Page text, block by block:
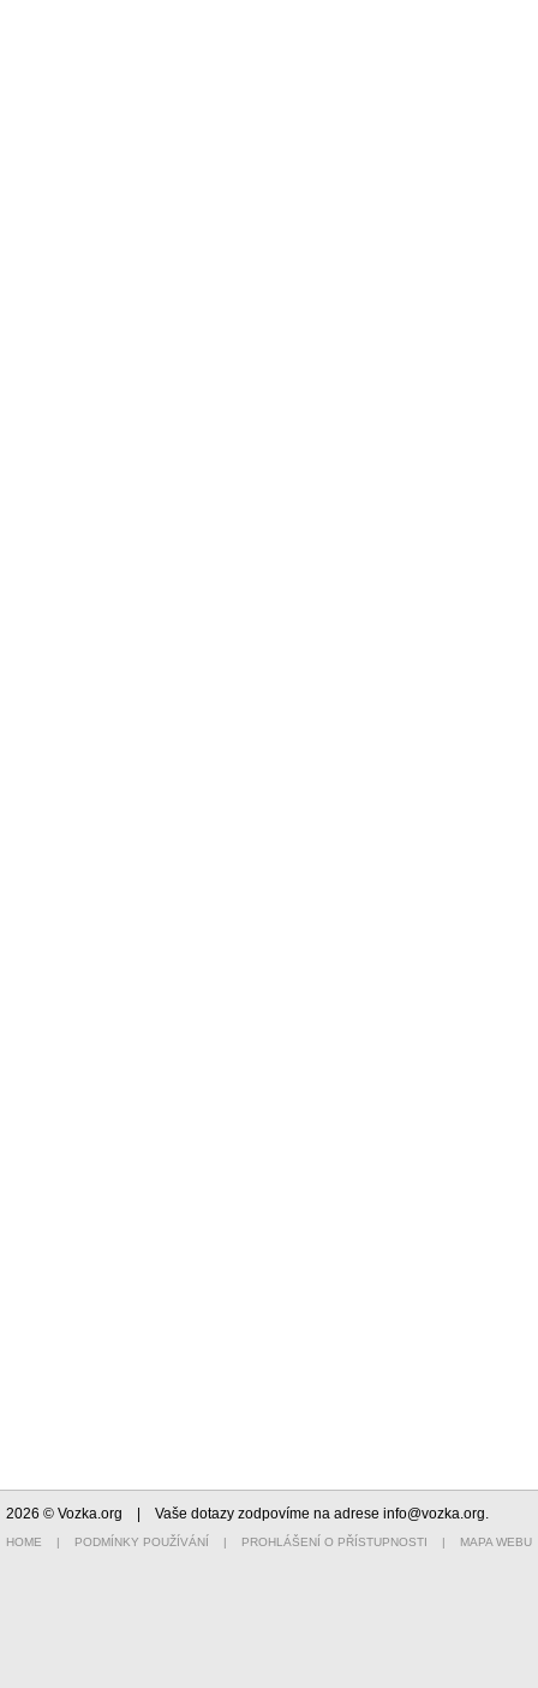
2026 © Vozka.org | Vaše dotazy zodpovíme na adrese info@vozka.org.
HOME | PODMÍNKY POUŽÍVÁNÍ | PROHLÁŠENÍ O PŘÍSTUPNOSTI | MAPA WEBU